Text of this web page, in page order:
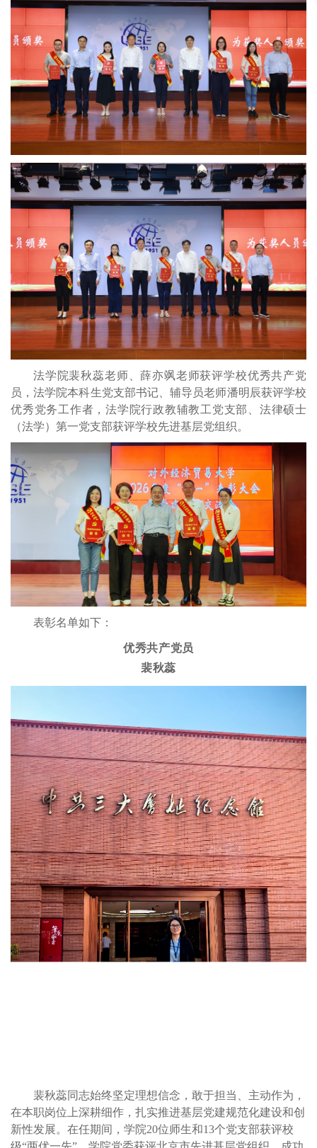
法学院裴秋蕊老师、薛亦飒老师获评学校优秀共产党
员，法学院本科生党支部书记、辅导员老师潘明辰获评学校
优秀党务工作者，法学院行政教辅教工党支部、法律硕士
（法学）第一党支部获评学校先进基层党组织。
表彰名单如下：
优秀共产党员
裴秋蕊
裴秋蕊同志始终坚定理想信念，敢于担当、主动作为，
在本职岗位上深耕细作，扎实推进基层党建规范化建设和创
新性发展。在任期间，学院20位师生和13个党支部获评校